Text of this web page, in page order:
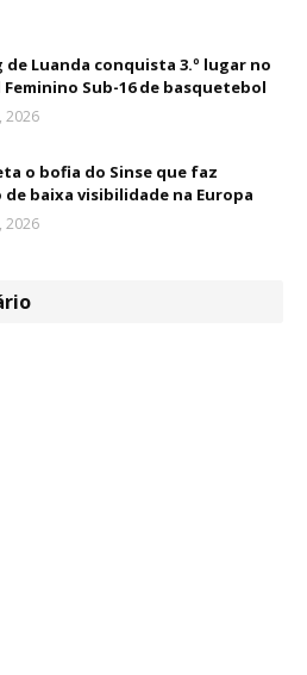
Luanda conquista 3.º lugar no
Feminino Sub-16 de basquetebol
2026
o bofia do Sinse que faz
baixa visibilidade na Europa
2026